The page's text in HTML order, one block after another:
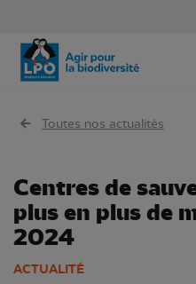
Toutes nos actualités
Centres de
plus en plus de
2024
ACTUALITÉ